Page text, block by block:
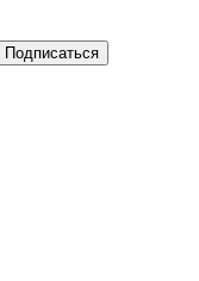
Подписаться